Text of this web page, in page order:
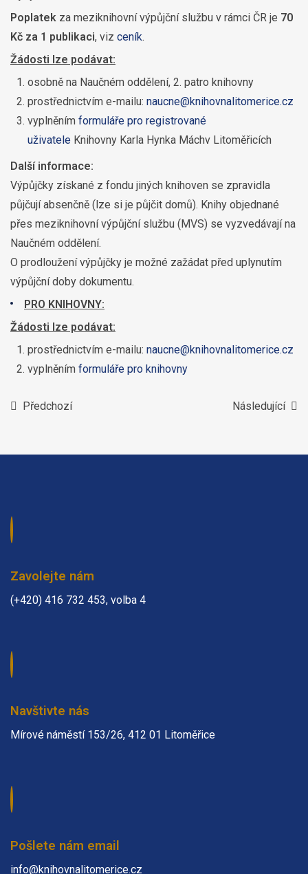
Poplatek za meziknihovní výpůjční službu v rámci ČR je 70
Kč za 1 publikaci, viz ceník.
Žádosti lze podávat:
osobně na Naučném oddělení, 2. patro knihovny
prostřednictvím e-mailu: naucne@knihovnalitomerice.cz
vyplněním formuláře pro registrované
uživatele Knihovny Karla Hynka Máchv Litoměřicích
Další informace:
Výpůjčky získané z fondu jiných knihoven se zpravidla
půjčují absenčně (lze si je půjčit domů). Knihy objednané
přes meziknihovní výpůjční službu (MVS) se vyzvedávají na
Naučném oddělení.
O prodloužení výpůjčky je možné zažádat před uplynutím
výpůjční doby dokumentu.
PRO KNIHOVNY:
Žádosti lze podávat:
prostřednictvím e-mailu: naucne@knihovnalitomerice.cz
vyplněním formuláře pro knihovny
Předchozí Následující
Zavolejte nám
(+420) 416 732 453, volba 4
Navštivte nás
Mírové náměstí 153/26, 412 01 Litoměřice
Pošlete nám email
info@knihovnalitomerice.cz